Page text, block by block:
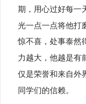
期，用心过好每一
光一点一点将他打
惊不喜，处事泰然
力越大，他越是有
仅是荣誉和来自外
同学们的信赖。